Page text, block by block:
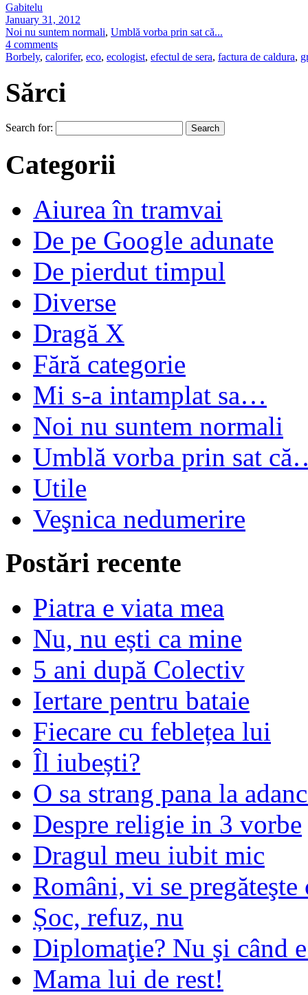
Gabitelu
January 31, 2012
Noi nu suntem normali, Umblă vorba prin sat că...
4 comments
Borbely, calorifer, eco, ecologist, efectul de sera, factura de caldura,
Sărci
Search for:
Categorii
Aiurea în tramvai
De pe Google adunate
De pierdut timpul
Diverse
Dragă X
Fără categorie
Mi s-a intamplat sa…
Noi nu suntem normali
Umblă vorba prin sat
Utile
Veşnica nedumerire
Postări recente
Piatra e viata mea
Nu, nu ești ca mine
5 ani după Colectiv
Iertare pentru bataie
Fiecare cu feblețea lui
Îl iubești?
O sa strang pana la
Despre religie in 3 vorbe
Dragul meu iubit mic
Români, vi se pregăteşte
Șoc, refuz, nu
Diplomaţie? Nu şi când
Mama lui de rest!